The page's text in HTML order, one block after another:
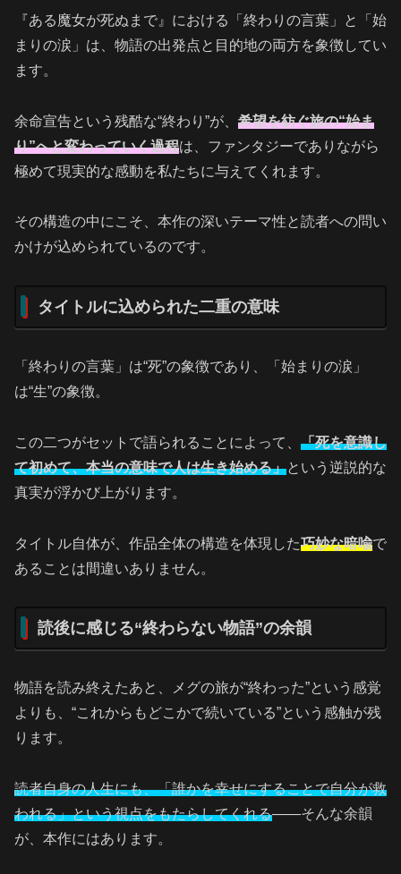
『ある魔女が死ぬまで』における「終わりの言葉」と「始
まりの涙」は、物語の出発点と目的地の両方を象徴してい
ます。
余命宣告という残酷な“終わり”が、 希望を紡ぐ旅の“始ま
り”へと変わっていく過程は、ファンタジーでありながら
極めて現実的な感動を私たちに与えてくれます。
その構造の中にこそ、本作の深いテーマ性と読者への問い
かけが込められているのです。
タイトルに込められた二重の意味
「終わりの言葉」は“死”の象徴であり、「始まりの涙」
は“生”の象徴。
この二つがセットで語られることによって、 「死を意識し
て初めて、本当の意味で人は生き始める」という逆説的な
真実が浮かび上がります。
タイトル自体が、作品全体の構造を体現した巧妙な暗喩で
あることは間違いありません。
読後に感じる“終わらない物語”の余韻
物語を読み終えたあと、メグの旅が“終わった”という感覚
よりも、“これからもどこかで続いている”という感触が残
ります。
読者自身の人生にも、「誰かを幸せにすることで自分が救
われる」という視点をもたらしてくれる――そんな余韻
が、本作にはあります。